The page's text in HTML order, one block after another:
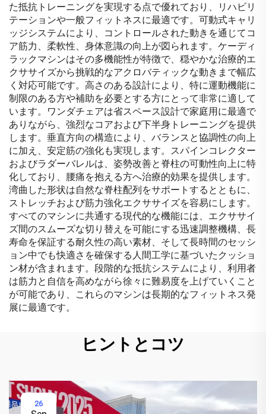
た抵抗トレーニングを実現する点で優れており、リハビリ
テーションや一般フィットネスに最適です。可動式キャリ
ッジシステムにより、コントロールされた動きを通じてコ
ア筋力、柔軟性、身体意識の向上が図られます。ケーディ
ラックマシンはその多機能性が特徴で、穏やかな治療的エ
クササイズから挑戦的なアクロバティックな動きまで幅広
く対応可能です。高さのある設計により、特に運動機能に
制限のある方や補助を必要とする方にとって非常に適して
います。ワンダチェアは省スペース設計で家庭用に最適で
ありながら、強烈なコアおよび下半身トレーニングを提供
します。垂直方向の構造により、バランスと協調性の向上
に加え、安定筋の強化も実現します。スパインコレクター
およびラダーバレルは、姿勢改善と脊柱の可動性向上に特
化しており、腰痛を抱える方へ治療的効果を提供します。
湾曲した形状は自然な脊柱配列をサポートするとともに、
ストレッチおよび筋力強化エクササイズを容易にします。
すべてのマシンに共通する現代的な機能には、エクササイ
ズ間のスムーズな切り替えを可能にする迅速調整機構、長
寿命を保証する耐久性の高い素材、そして長時間のセッシ
ョン中でも快適さを確保する人間工学に基づいたクッショ
ン材が含まれます。段階的な抵抗システムにより、利用者
は筋力と自信を高めながら徐々に難易度を上げていくこと
が可能であり、これらのマシンは長期的なフィットネス発
展に最適です。
ヒントとコツ
26